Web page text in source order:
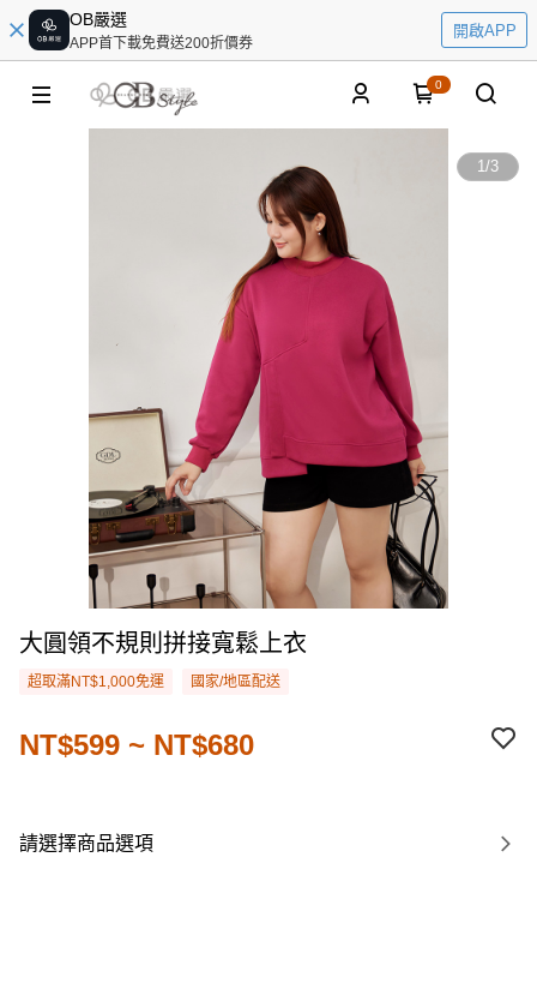
OB嚴選
APP首下載免費送200折價券
開啟APP
0
1/3
大圓領不規則拼接寬鬆上衣
超取滿NT$1,000免運 國家/地區配送
NT$599 ~ NT$680
請選擇商品選項